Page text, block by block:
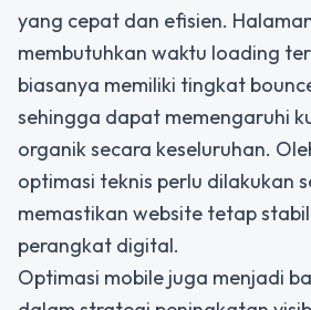
yang cepat dan efisien.
membutuhkan waktu loading
biasanya memiliki tingkat
sehingga dapat memengaruhi
organik secara keseluruhan.
optimasi teknis perlu dilakukan
memastikan website tetap
perangkat digital.
Optimasi mobile juga menjadi